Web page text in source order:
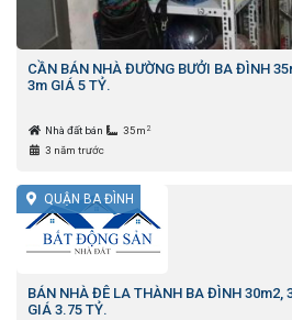
CẦN BÁN NHÀ ĐƯỜNG BƯỞI BA ĐÌNH
3m GIÁ 5 TỶ.
Nhà đất bán 35m 2
3 năm trước
QUẬN BA ĐÌNH
BÁN NHÀ ĐÊ LA THÀNH BA ĐÌNH 30m2,
GIÁ 3.75 TỶ.